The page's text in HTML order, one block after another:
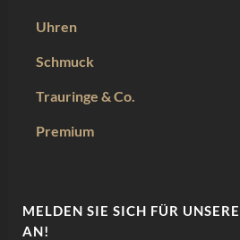
Uhren
Schmuck
Trauringe & Co.
Premium
MELDEN SIE SICH FÜR
AN!